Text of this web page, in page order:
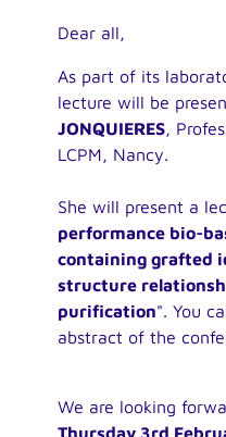
Dear all,
As part of its
lecture will be
JONQUIERES,
LCPM, Nancy.
She will present a
performance bio-
containing grafted
structure
purification". You
abstract of the
We are looking
Thursday 3rd